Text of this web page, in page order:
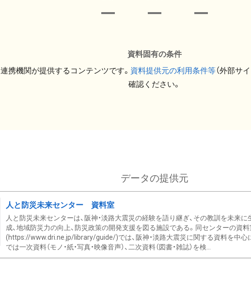
資料固有の条件
連携機関が提供するコンテンツです。 資料提供元の利用条件等（外部サ
確認ください。
データの提供元
人と防災未来センター 資料室
人と防災未来センターは、阪神・淡路大震災の経験を語り継ぎ、その教訓を未来
成、地域防災力の向上、防災政策の開発支援を図る施設である。同センターの資料
(https://www.dri.ne.jp/library/guide/)では、阪神・淡路大震災に関する資料を中心
では一次資料（モノ・紙・写真・映像音声）、二次資料（図書・雑誌）を検...